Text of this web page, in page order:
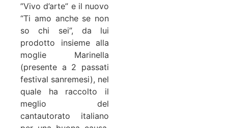
”Vivo d’arte” e il nuovo
“Ti amo anche se non
so chi sei”, da lui
prodotto insieme alla
moglie Marinella
(presente a 2 passati
festival sanremesi), nel
quale ha raccolto il
meglio del
cantautorato italiano